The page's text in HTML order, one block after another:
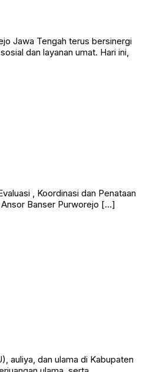
Jawa Tengah terus bersinergi
dan layanan umat. Hari ini,
, Koordinasi dan Penataan
Ansor Banser Purworejo […]
auliya, dan ulama di Kabupaten